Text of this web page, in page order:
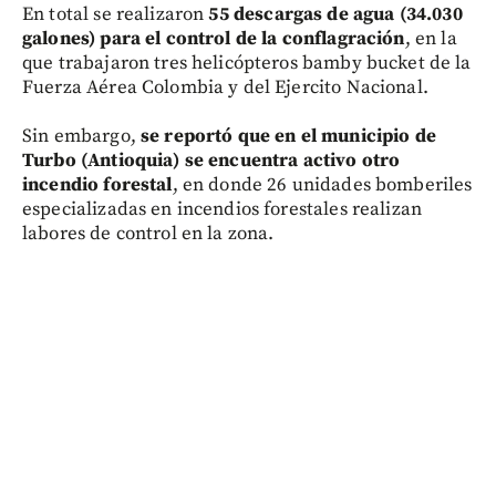
En total se realizaron55 descargas de agua (34.030
galones) para el control de la conflagración, en la
que trabajaron tres helicópteros bamby bucket de la
Fuerza Aérea Colombia y del Ejercito Nacional.
Sin embargo, se reportó que en el municipio de
Turbo (Antioquia) se encuentra activo otro
incendio forestal, en donde 26 unidades bomberiles
especializadas en incendios forestales realizan
labores de control en la zona.